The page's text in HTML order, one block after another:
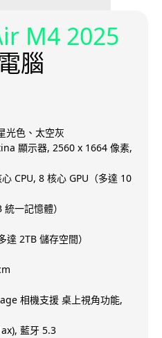
M4 2025
腦
光色、太空灰
顯示器, 2560 x 1664 像素,
CPU, 8 核心 GPU（多達 10
一記憶體）
達 2TB 儲存空間）
相機支援 桌上視角功能,
藍牙 5.3